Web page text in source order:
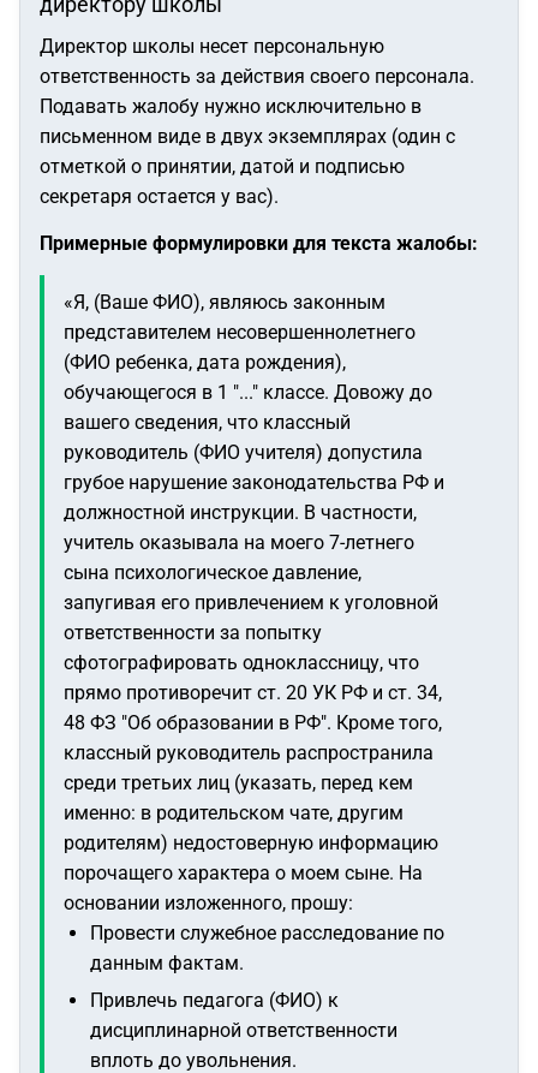
Директор школы несет персональную
ответственность за действия своего персонала.
Подавать жалобу нужно исключительно в
письменном виде в двух экземплярах (один с
отметкой о принятии, датой и подписью
секретаря остается у вас).
Примерные формулировки для текста жалобы:
«Я, (Ваше ФИО), являюсь законным
представителем несовершеннолетнего
(ФИО ребенка, дата рождения),
обучающегося в 1 "..." классе. Довожу до
вашего сведения, что классный
руководитель (ФИО учителя) допустила
грубое нарушение законодательства РФ и
должностной инструкции. В частности,
учитель оказывала на моего 7-летнего
сына психологическое давление,
запугивая его привлечением к уголовной
ответственности за попытку
сфотографировать одноклассницу, что
прямо противоречит ст. 20 УК РФ и ст. 34,
48 ФЗ "Об образовании в РФ". Кроме того,
классный руководитель распространила
среди третьих лиц (указать, перед кем
именно: в родительском чате, другим
родителям) недостоверную информацию
порочащего характера о моем сыне. На
основании изложенного, прошу:
Провести служебное расследование по
данным фактам.
Привлечь педагога (ФИО) к
дисциплинарной ответственности
вплоть до увольнения.